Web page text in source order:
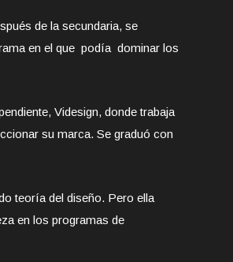
de la secundaria, se
en el que podía dominar los
Videsign, donde trabaja
su marca. Se graduó con
teoría del diseño. Pero ella
en los programas de